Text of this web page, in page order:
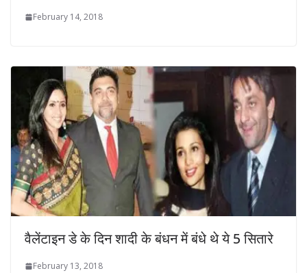
February 14, 2018
वैलेंटाइन डे के दिन शादी के बंधन में बंधे थे ये 5 सितारे
February 13, 2018